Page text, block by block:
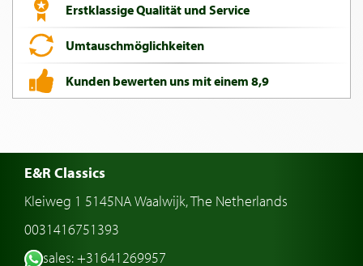
Erstklassige Qualität und Service
Umtauschmöglichkeiten
Kunden bewerten uns mit einem 8,9
E&R Classics
Kleiweg 1 5145NA Waalwijk, The Netherlands
0031416751393
sales: +31641269957